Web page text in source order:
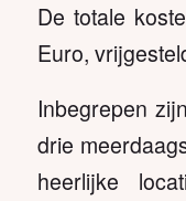
De totale
Euro,
Inbegrepen
drie
heerlijke